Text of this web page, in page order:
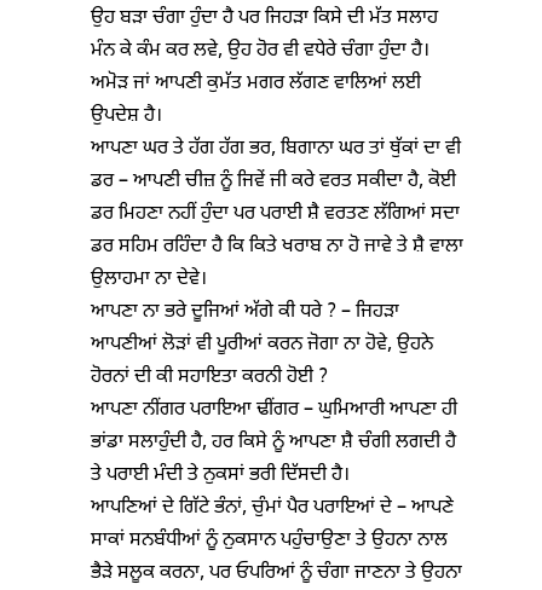
ਉਹ ਬੜਾ ਚੰਗਾ ਹੁੰਦਾ ਹੈ ਪਰ ਜਿਹੜਾ ਕਿਸੇ ਦੀ ਮੱਤ ਸਲਾਹ
ਮੰਨ ਕੇ ਕੰਮ ਕਰ ਲਵੇ, ਉਹ ਹੋਰ ਵੀ ਵਧੇਰੇ ਚੰਗਾ ਹੁੰਦਾ ਹੈ।
ਅਮੋੜ ਜਾਂ ਆਪਣੀ ਕੁਮੱਤ ਮਗਰ ਲੱਗਣ ਵਾਲਿਆਂ ਲਈ
ਉਪਦੇਸ਼ ਹੈ।
ਆਪਣਾ ਘਰ ਤੇ ਹੱਗ ਹੱਗ ਭਰ, ਬਿਗਾਨਾ ਘਰ ਤਾਂ ਥੁੱਕਾਂ ਦਾ ਵੀ
ਡਰ – ਆਪਣੀ ਚੀਜ਼ ਨੂੰ ਜਿਵੇਂ ਜੀ ਕਰੇ ਵਰਤ ਸਕੀਦਾ ਹੈ, ਕੋਈ
ਡਰ ਮਿਹਣਾ ਨਹੀਂ ਹੁੰਦਾ ਪਰ ਪਰਾਈ ਸ਼ੈ ਵਰਤਣ ਲੱਗਿਆਂ ਸਦਾ
ਡਰ ਸਹਿਮ ਰਹਿੰਦਾ ਹੈ ਕਿ ਕਿਤੇ ਖਰਾਬ ਨਾ ਹੋ ਜਾਵੇ ਤੇ ਸ਼ੈ ਵਾਲਾ
ਉਲਾਹਮਾ ਨਾ ਦੇਵੇ।
ਆਪਣਾ ਨਾ ਭਰੇ ਦੂਜਿਆਂ ਅੱਗੇ ਕੀ ਧਰੇ ? – ਜਿਹੜਾ
ਆਪਣੀਆਂ ਲੋੜਾਂ ਵੀ ਪੂਰੀਆਂ ਕਰਨ ਜੋਗਾ ਨਾ ਹੋਵੇ, ਉਹਨੇ
ਹੋਰਨਾਂ ਦੀ ਕੀ ਸਹਾਇਤਾ ਕਰਨੀ ਹੋਈ ?
ਆਪਣਾ ਨੀਂਗਰ ਪਰਾਇਆ ਢੀਂਗਰ – ਘੁਮਿਆਰੀ ਆਪਣਾ ਹੀ
ਭਾਂਡਾ ਸਲਾਹੁੰਦੀ ਹੈ, ਹਰ ਕਿਸੇ ਨੂੰ ਆਪਣਾ ਸ਼ੈ ਚੰਗੀ ਲਗਦੀ ਹੈ
ਤੇ ਪਰਾਈ ਮੰਦੀ ਤੇ ਨੁਕਸਾਂ ਭਰੀ ਦਿੱਸਦੀ ਹੈ।
ਆਪਣਿਆਂ ਦੇ ਗਿੱਟੇ ਭੰਨਾਂ, ਚੁੰਮਾਂ ਪੈਰ ਪਰਾਇਆਂ ਦੇ – ਆਪਣੇ
ਸਾਕਾਂ ਸਨਬੰਧੀਆਂ ਨੂੰ ਨੁਕਸਾਨ ਪਹੁੰਚਾਉਣਾ ਤੇ ਉਹਨਾ ਨਾਲ
ਭੈੜੇ ਸਲੂਕ ਕਰਨਾ, ਪਰ ਓਪਰਿਆਂ ਨੂੰ ਚੰਗਾ ਜਾਣਨਾ ਤੇ ਉਹਨਾ